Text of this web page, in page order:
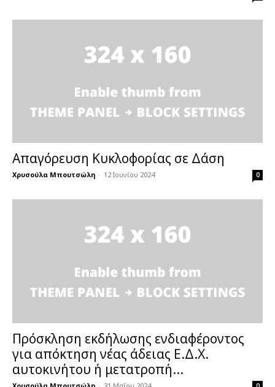
Απαγόρευση Κυκλοφορίας σε Δάση
Χρυσούλα Μπουτσώλη - 12 Ιουνίου 2024 0
Πρόσκληση εκδήλωσης ενδιαφέροντος
για απόκτηση νέας άδειας Ε.Δ.Χ.
αυτοκινήτου ή μετατροπή...